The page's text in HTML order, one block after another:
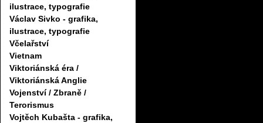
ilustrace, typografie
Václav Sivko - grafika,
ilustrace, typografie
Včelařství
Vietnam
Viktoriánská éra /
Viktoriánská Anglie
Vojenství / Zbraně /
Terorismus
Vojtěch Kubašta - grafika,